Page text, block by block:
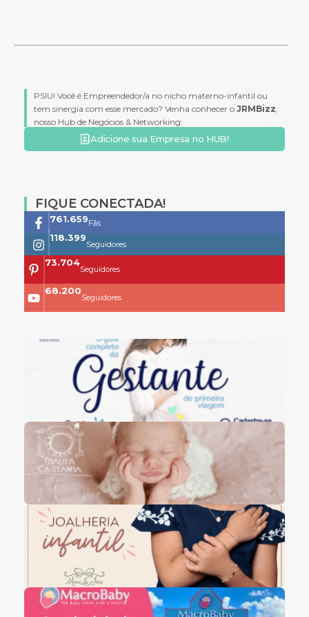
PSIU! Você é Empreendedor/a no nicho materno-infantil ou
tem sinergia com esse mercado? Venha conhecer o JRMBizz
nosso Hub de Negócios & Networking:
Adicione sua Empresa no HUB!
FIQUE CONECTADA!
761.659Fãs
118.399
Seguidores
73.704
Seguidores
68.200
Seguidores